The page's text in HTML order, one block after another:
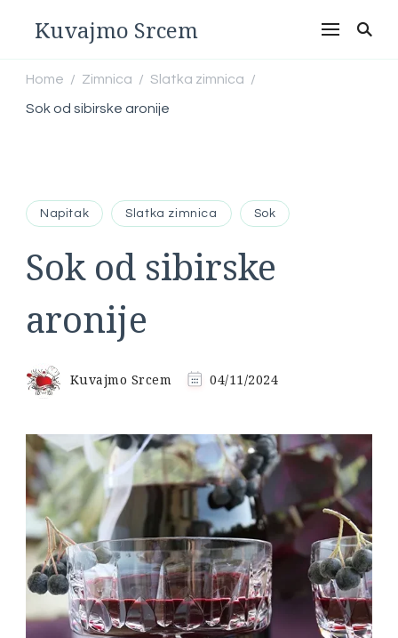
Kuvajmo Srcem
Home / Zimnica / Slatka zimnica /
Sok od sibirske aronije
Napitak Slatka zimnica Sok
Sok od sibirske
aronije
Kuvajmo Srcem 04/11/2024